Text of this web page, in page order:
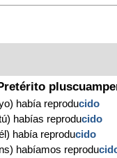
había reproducido
habías reproducido
había reproducido
habíamos reprodu